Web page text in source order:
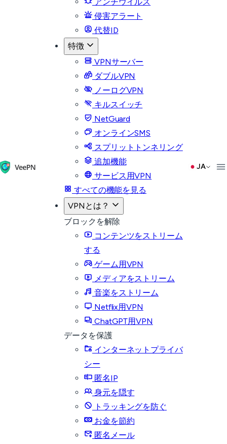
侵害アラート
代替ID
特徴
VPNサーバー
ダブルVPN
ノーログVPN
キルスイッチ
NetGuard
オンラインSMS
スプリットトンネリング
追加機能
サービス用VPN
すべての機能を見る
VPNとは？
ブロックを解除
コンテンツをストリーム
する
ゲーム用VPN
メディアをストリーム
音楽をストリーム
Netflix用VPN
ChatGPT用VPN
データを保護
インターネットプライバ
シー
匿名IP
身元を隠す
トラッキングを防ぐ
お金を節約
匿名メール
JA